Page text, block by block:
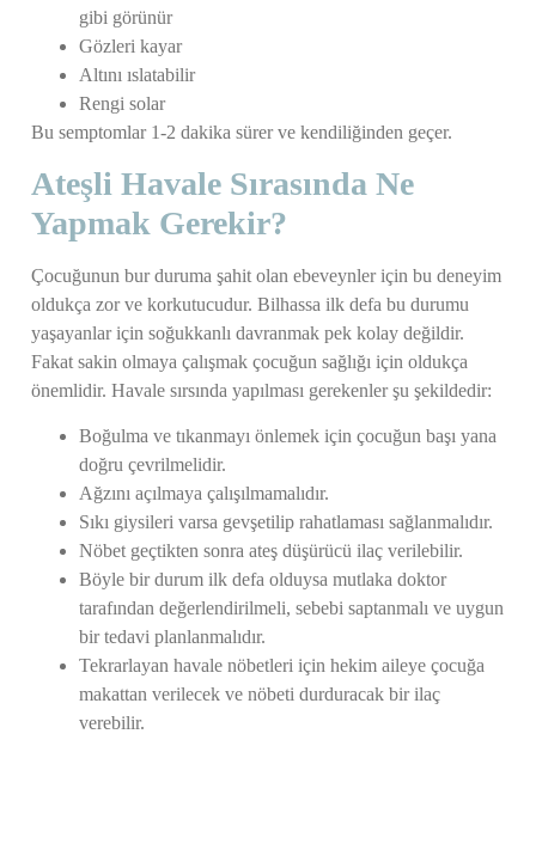
gibi görünür
Gözleri kayar
Altını ıslatabilir
Rengi solar
Bu semptomlar 1-2 dakika sürer ve kendiliğinden geçer.
Ateşli Havale Sırasında Ne
Yapmak Gerekir?
Çocuğunun bur duruma şahit olan ebeveynler için bu deneyim
oldukça zor ve korkutucudur. Bilhassa ilk defa bu durumu
yaşayanlar için soğukkanlı davranmak pek kolay değildir.
Fakat sakin olmaya çalışmak çocuğun sağlığı için oldukça
önemlidir. Havale sırsında yapılması gerekenler şu şekildedir:
Boğulma ve tıkanmayı önlemek için çocuğun başı yana
doğru çevrilmelidir.
Ağzını açılmaya çalışılmamalıdır.
Sıkı giysileri varsa gevşetilip rahatlaması sağlanmalıdır.
Nöbet geçtikten sonra ateş düşürücü ilaç verilebilir.
Böyle bir durum ilk defa olduysa mutlaka doktor
tarafından değerlendirilmeli, sebebi saptanmalı ve uygun
bir tedavi planlanmalıdır.
Tekrarlayan havale nöbetleri için hekim aileye çocuğa
makattan verilecek ve nöbeti durduracak bir ilaç
verebilir.